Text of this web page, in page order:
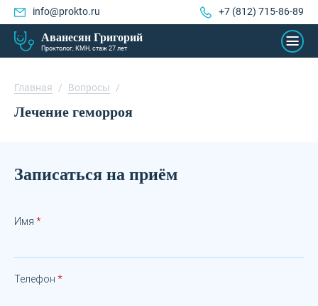
info@prokto.ru +7 (812) 715-86-89
Аванесян Григорий
Проктолог, КМН, стаж 27 лет
Главная / Вопросы /
Лечение геморроя
Записаться на приём
Имя
Телефон